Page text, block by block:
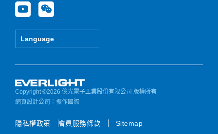
Y
o
u
e
W
e
i
Language
Copyright ©2026 億光電子工業股份有限公司 版權所有
網頁設計公司 ：振作國際
隱私權政策 會員服務條款 Sitemap